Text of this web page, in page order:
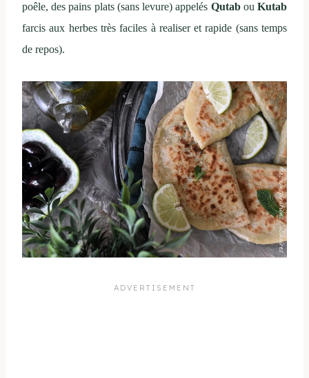
poêle, des pains plats (sans levure) appelés QutabouKutab
farcis aux herbes très faciles à realiser et rapide (sans temps
de repos).